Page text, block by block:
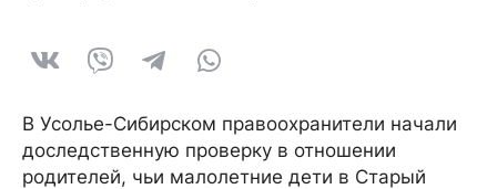
В Усолье-Сибирском правоохранители начали
доследственную проверку в отношении
родителей, чьи малолетние дети в Старый